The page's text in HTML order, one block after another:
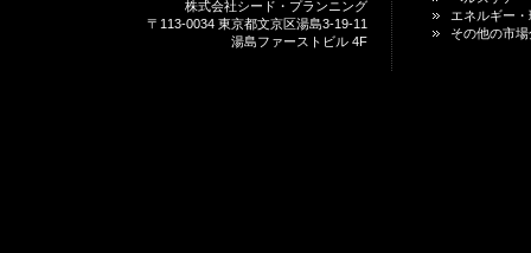
株式会社シード・プランニング
〒113-0034 東京都文京区湯島3-19-11
湯島ファーストビル 4F
エネルギー
その他の市